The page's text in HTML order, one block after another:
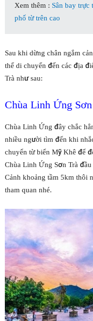
Xem thêm : Sân bay
phố từ trên cao
Sau khi dừng chân ngắm
thể di chuyển đến các địa
Trà như sau:
Chùa Linh Ứng
Chùa Linh Ứng đây chắc
nhiều người tìm đến khi
chuyển từ biển Mỹ Khê để
Chùa Linh Ứng Sơn Trà
Cảnh khoảng tầm 5km thôi
tham quan nhé.